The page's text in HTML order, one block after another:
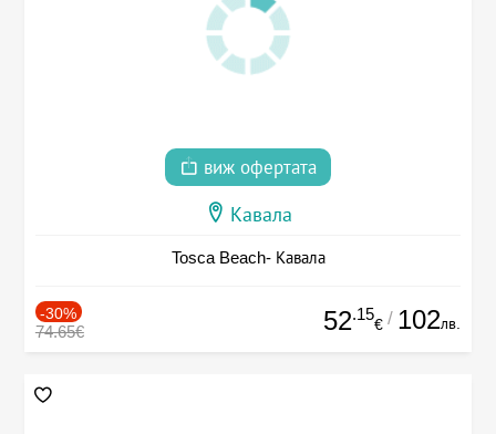
виж офертата
Кавала
Tosca Beach- Кавала
-30%
74.65€ 52.15
€ / 102лв.